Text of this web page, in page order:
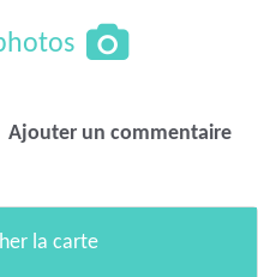
Ajouter un commentaire
la carte